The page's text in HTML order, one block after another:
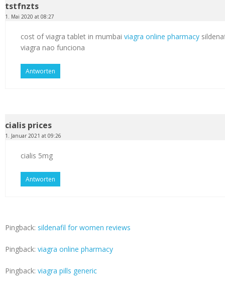
tstfnzts
1. Mai 2020 at 08:27
cost of viagra tablet in mumbai viagra online pharmacy
viagra nao funciona
Antworten
cialis prices
1. Januar 2021 at 09:26
cialis 5mg
Antworten
Pingback: sildenafil for women reviews
Pingback: viagra online pharmacy
Pingback: viagra pills generic